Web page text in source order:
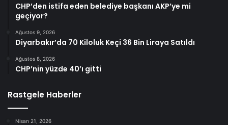
CHP’den istifa eden belediye başkanı AKP’ye mi
geçiyor?
Ağustos 9, 2026
Diyarbakır’da 70 Kiloluk Keçi 36 Bin Liraya Satıldı
Ağustos 8, 2026
CHP’nin yüzde 40’ı gitti
Rastgele Haberler
Nisan 21, 2026